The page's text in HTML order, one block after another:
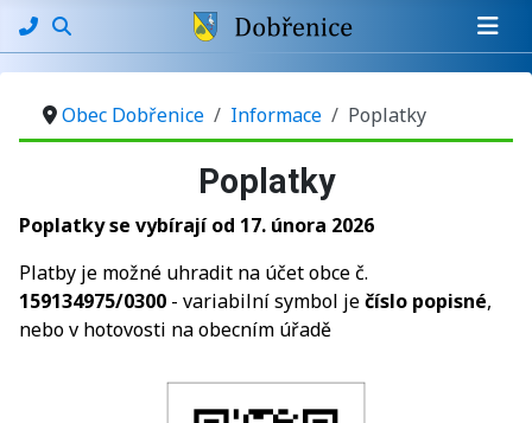
Obec Dobřenice Informace Poplatky
Poplatky
Poplatky se vybírají od 17. února 2026
Platby je možné uhradit na účet obce č.
159134975/0300 - variabilní symbol ječíslo popisné,
nebo v hotovosti na obecním úřadě